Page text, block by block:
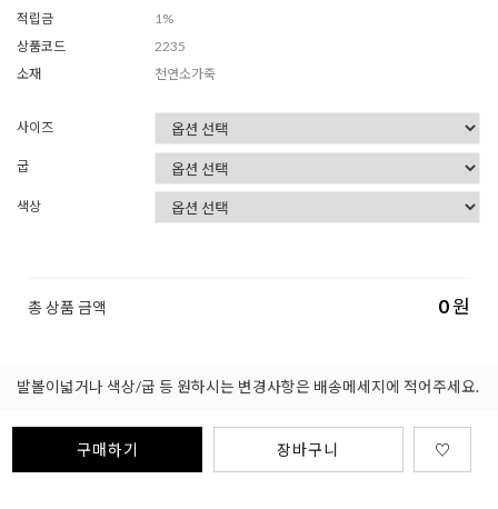
적립금
1%
상품코드
2235
소재
천연소가죽
사이즈
굽
색상
총 상품 금액 0원
발볼이넓거나 색상/굽 등 원하시는 변경사항은 배송메세지에 적어주세요.
구매하기 장바구니 ♡